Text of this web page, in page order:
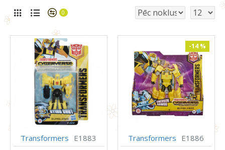
0
Transformers E1883
-14 %
Transformers E1886